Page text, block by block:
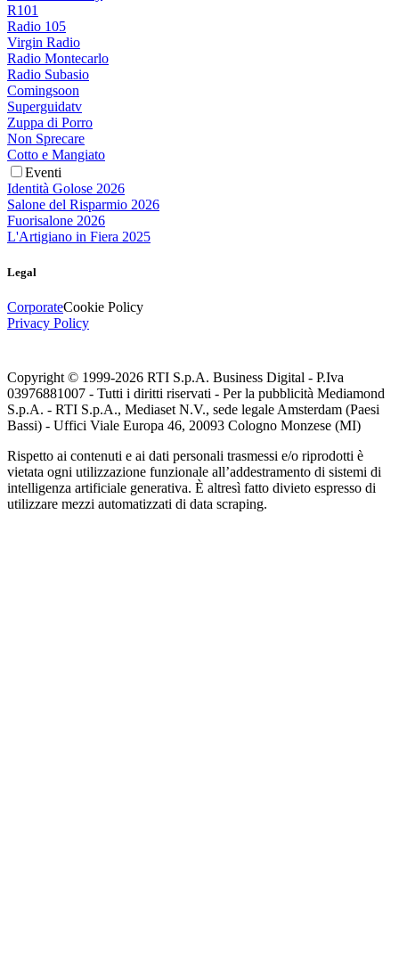
R101
Radio 105
Virgin Radio
Radio Montecarlo
Radio Subasio
Comingsoon
Superguidatv
Zuppa di Porro
Non Sprecare
Cotto e Mangiato
Eventi
Identità Golose 2026
Salone del Risparmio 2026
Fuorisalone 2026
L'Artigiano in Fiera 2025
Legal
CorporateCookie Policy
Privacy Policy
Copyright © 1999-2026 RTI S.p.A. Business Digital - P.Iva
03976881007 - Tutti i diritti riservati - Per la pubblicità Mediamond
S.p.A. - RTI S.p.A., Mediaset N.V., sede legale Amsterdam (Paesi
Bassi) - Uffici Viale Europa 46, 20093 Cologno Monzese (MI)
Rispetto ai contenuti e ai dati personali trasmessi e/o riprodotti è
vietata ogni utilizzazione funzionale all’addestramento di sistemi di
intelligenza artificiale generativa. È altresì fatto divieto espresso di
utilizzare mezzi automatizzati di data scraping.